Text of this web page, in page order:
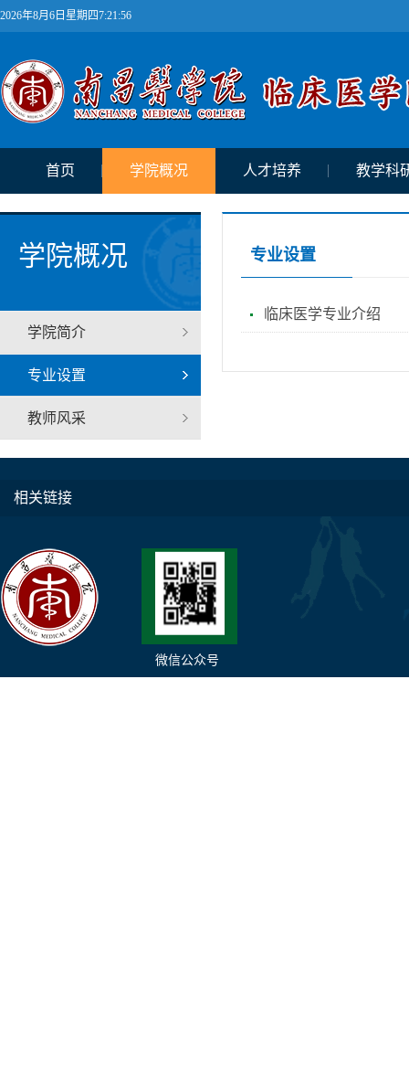
2026年8月6日星期四7:21:56
首页 学院概况 人才培养 教学科
学院概况
学院简介
专业设置
教师风采
专业设置
临床医学专业介绍
相关链接
微信公众号